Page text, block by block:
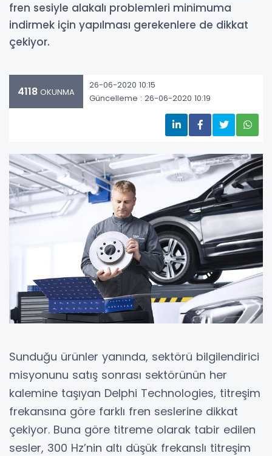
fren sesiyle alakalı problemleri minimuma
indirmek için yapılması gerekenlere de dikkat
çekiyor.
4118 OKUNMA
26-06-2020 10:15
Güncelleme : 26-06-2020 10:19
Sunduğu ürünler yanında, sektörü bilgilendirici
misyonunu satış sonrası sektörünün her
kalemine taşıyan Delphi Technologies, titreşim
frekansına göre farklı fren seslerine dikkat
çekiyor. Buna göre titreme olarak tabir edilen
sesler, 300 Hz’nin altı düşük frekanslı titreşim